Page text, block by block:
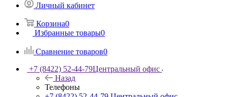
Личный кабинет
Корзина0
Избранные товары0
Сравнение товаров0
+7 (8422) 52-44-79Центральный офис
Назад
Телефоны